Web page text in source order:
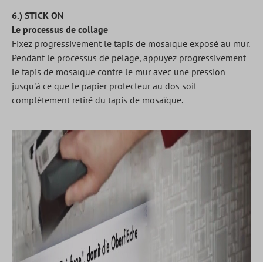
6.) STICK ON
Le processus de collage
Fixez progressivement le tapis de mosaïque exposé au mur.
Pendant le processus de pelage, appuyez progressivement
le tapis de mosaïque contre le mur avec une pression
jusqu'à ce que le papier protecteur au dos soit
complètement retiré du tapis de mosaïque.